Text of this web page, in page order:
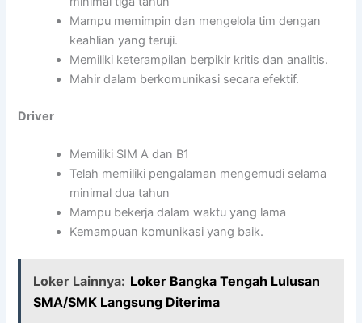
Mampu memimpin dan mengelola tim dengan
keahlian yang teruji.
Memiliki keterampilan berpikir kritis dan analitis.
Mahir dalam berkomunikasi secara efektif.
Driver
Memiliki SIM A dan B1
Telah memiliki pengalaman mengemudi selama
minimal dua tahun
Mampu bekerja dalam waktu yang lama
Kemampuan komunikasi yang baik.
Loker Lainnya: Loker Bangka Tengah Lulusan
SMA/SMK Langsung Diterima